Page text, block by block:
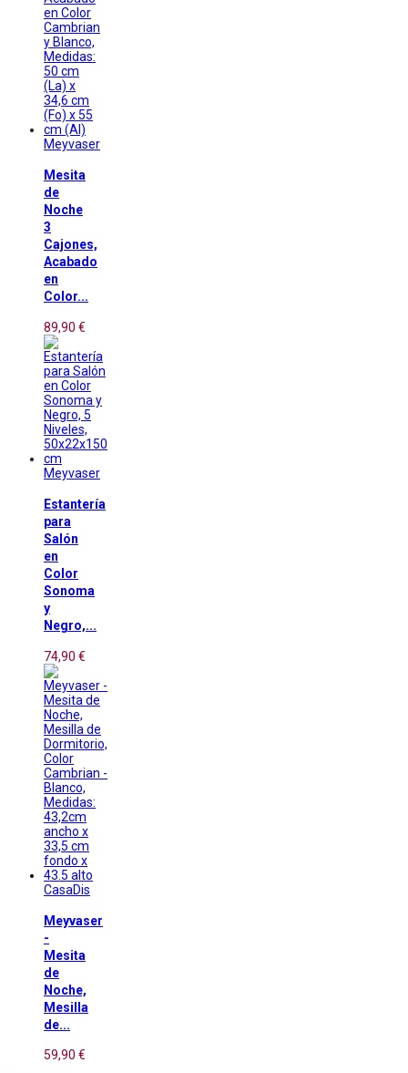
Meyvaser
Mesita
de
Noche
3
Cajones,
Acabado
en
Color...
89,90 €
Meyvaser
Estantería
para
Salón
en
Color
Sonoma
y
Negro,...
74,90 €
CasaDis
Meyvaser
-
Mesita
de
Noche,
Mesilla
de...
59,90 €